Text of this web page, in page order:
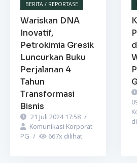
BERITA / REPORTASE
Wariskan DNA
Inovatif,
Petrokimia Gresik
Luncurkan Buku
Perjalanan 4
Tahun
Transformasi
Bisnis
21 Juli 2024 17:58 /
Komunikasi Korporat
PG / 667x dilihat